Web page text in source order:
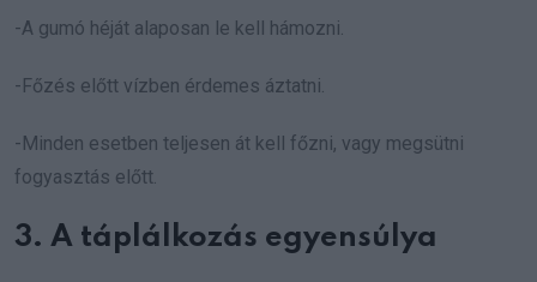
-A gumó héját alaposan le kell hámozni.
-Főzés előtt vízben érdemes áztatni.
-Minden esetben teljesen át kell főzni, vagy megsütni
fogyasztás előtt.
3. A táplálkozás egyensúlya